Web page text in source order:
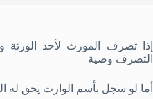
إذا تصرف المورث لأحد الورثة
التصرف وصية
أما لو سجل بأسم الوارث يحق له